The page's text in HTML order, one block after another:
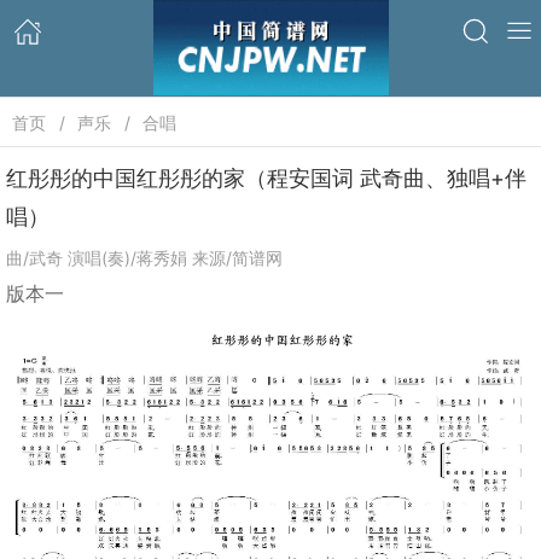
首页 声乐 合唱
红彤彤的中国红彤彤的家（程安国词 武奇曲、独唱+伴
唱）
曲/武奇 演唱(奏)/蒋秀娟 来源/简谱网
版本一